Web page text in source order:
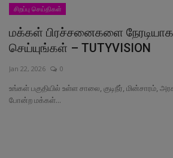
சிறப்பு செய்திகள்
மக்கள் பிரச்சனைகளை நேரடியாக
செய்யுங்கள் – TUTYVISION
Jan 22, 2026 0
உங்கள் பகுதியில் உள்ள சாலை, குடிநீர், மின்சாரம்,
போன்ற மக்கள்...